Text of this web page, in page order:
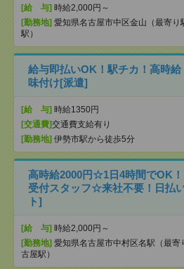
[給 与] 時給2,000円～
[勤務地] 愛知県名古屋市中区金山（最寄り
駅）
給与即払いOK！駅チカ！高時給
味付け[派遣]
[給 与] 時給1350円
[交通費]交通費支給有り
[勤務地] 伊勢市駅から徒歩5分
高時給2000円☆1日4時間でOK
受付スタッフ☆来社不要！日払
ト]
[給 与] 時給2,000円～
[勤務地] 愛知県名古屋市中村区名駅（最寄
古屋駅）